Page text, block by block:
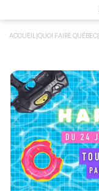
ACCUEIL |QUOI FAIRE QUÉBEC|